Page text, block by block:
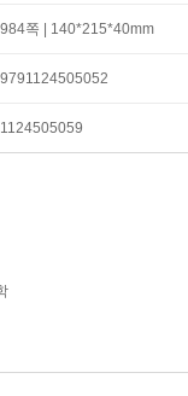
984쪽 | 140*215*40mm
9791124505052
1124505059